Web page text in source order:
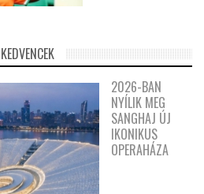
KEDVENCEK
2026-BAN
NYÍLIK MEG
SANGHAJ ÚJ
IKONIKUS
OPERAHÁZA